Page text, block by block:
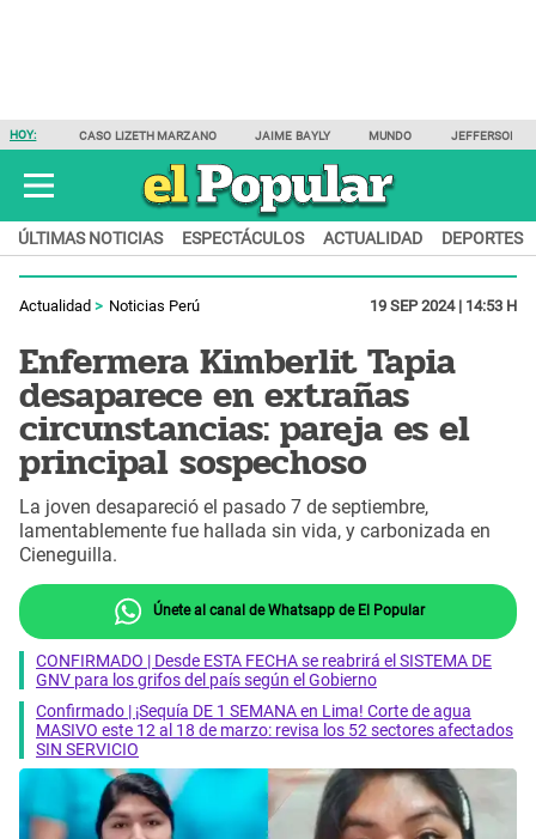
HOY: CASO LIZETH MARZANO JAIME BAYLY MUNDO JEFFERSON
ÚLTIMAS NOTICIAS ESPECTÁCULOS ACTUALIDAD DEPORTES
Actualidad Noticias Perú 19 SEP 2024 | 14:53 H
Enfermera Kimberlit Tapia
desaparece en extrañas
circunstancias: pareja es el
principal sospechoso
La joven desapareció el pasado 7 de septiembre,
lamentablemente fue hallada sin vida, y carbonizada en
Cieneguilla.
Únete al canal de Whatsapp de El Popular
CONFIRMADO | Desde ESTA FECHA se reabrirá el SISTEMA DE
GNV para los grifos del país según el Gobierno
Confirmado | ¡Sequía DE 1 SEMANA en Lima! Corte de agua
MASIVO este 12 al 18 de marzo: revisa los 52 sectores afectados
SIN SERVICIO